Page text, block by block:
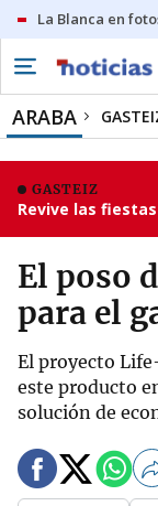
La Blanca en
ARABA
GASTEIZ
Revive las
El poso
para el
El proyecto
este producto
solución de